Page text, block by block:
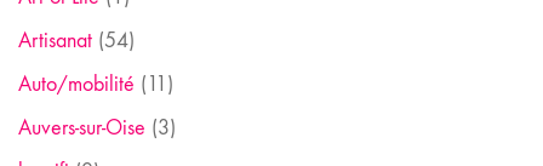
Artisanat (54)
Auto/mobilité (11)
Auvers-sur-Oise (3)